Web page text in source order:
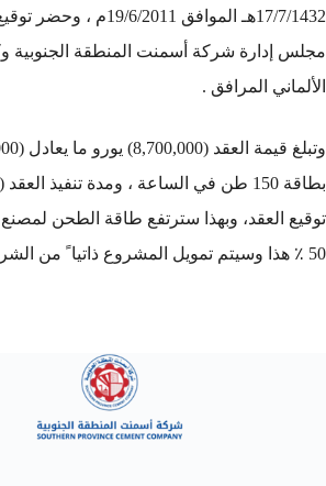
17/7/1432هـ الموافق 19/6/
مجلس إدارة شركة أسمنت المنطقة الجنوبية
الألماني المرافق .
توقيع العقد، وبهذا سترتفع طاقة الطحن
50 ٪ هذا وسيتم تمويل المشروع ذاتيا ً من الشركة .